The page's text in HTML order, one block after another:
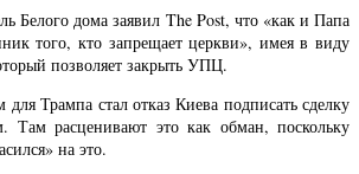
Белого дома заявил The Post, что «как и Папа
того, кто запрещает церкви», имея в виду
позволяет закрыть УПЦ.
Трампа стал отказ Киева подписать сделку
Там расценивают это как обман, поскольку
на это.